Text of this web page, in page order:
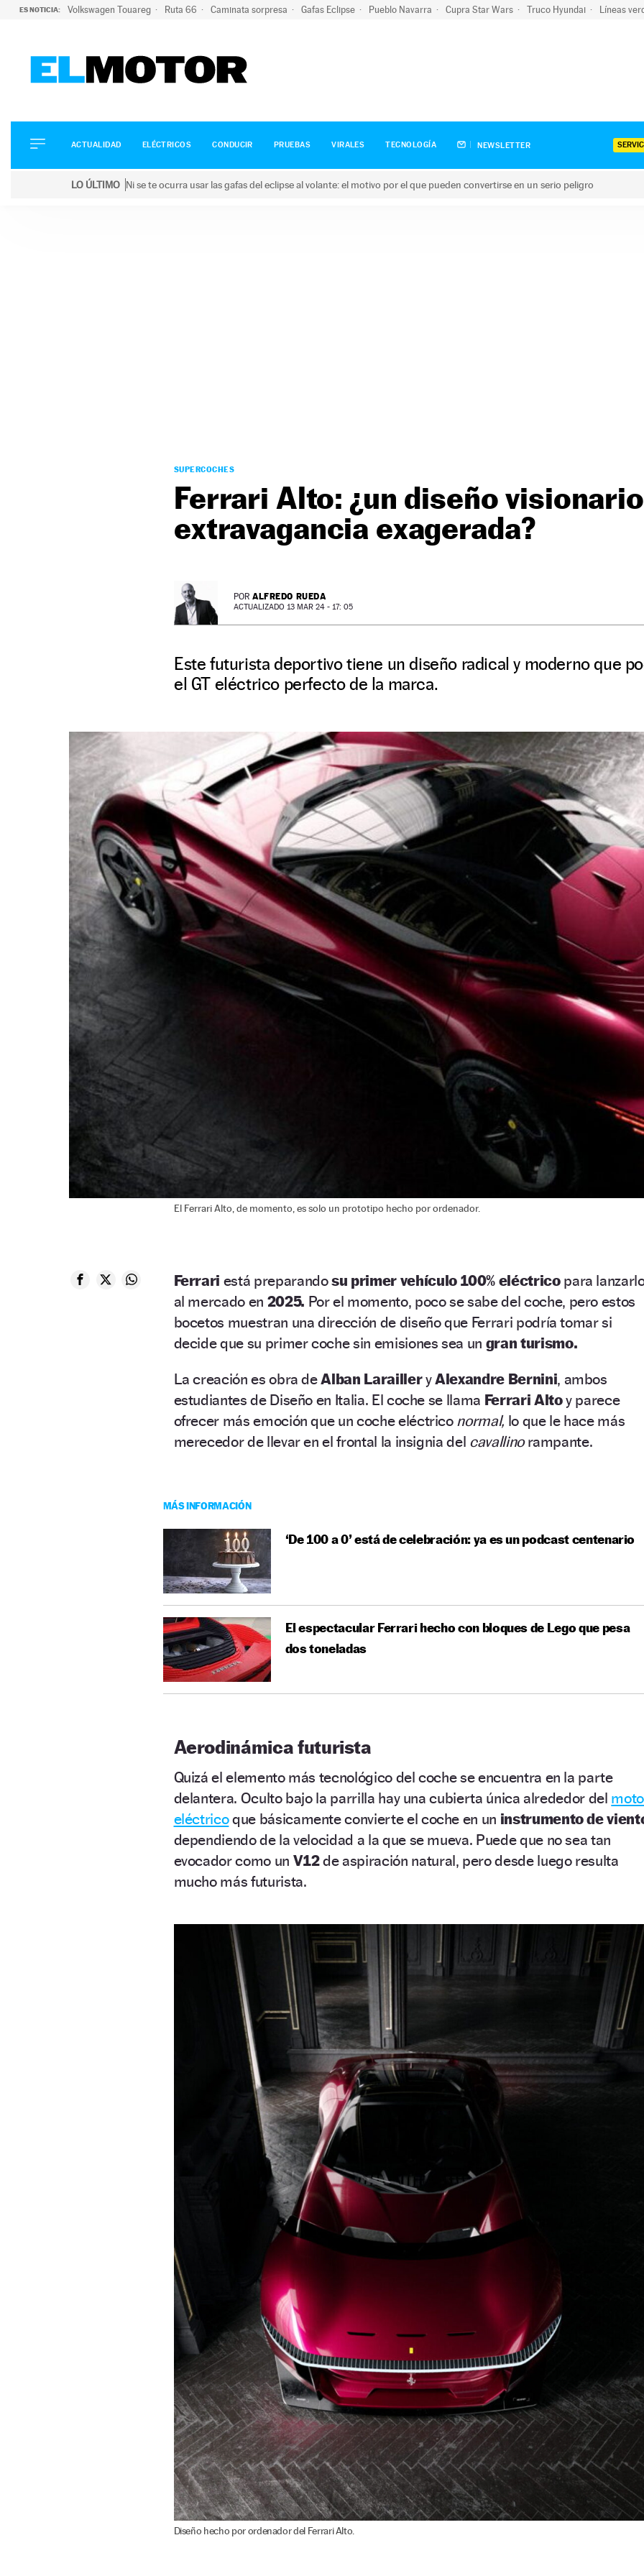
ES NOTICIA: Volkswagen Touareg Ruta 66 Caminata sorpresa Gafas Eclipse Pueblo Navarra Cupra Star Wars Truco Hyundai Líneas
ELÉCTRICOS
CONDUCIR
ACTUALIDAD ELÉCTRICOS CONDUCIR PRUEBAS VIRALES TECNOLOGÍA NEWSLETTER
LO ÚLTIMO Ni se te ocurra usar las gafas del eclipse al volante: el motivo por el que pueden convertirse en un serio peligro
SUPERCOCHES
Ferrari Alto: ¿un diseño
extravagancia exagerada?
POR ALFREDO RUEDA
ACTUALIZADO 13 MAR 24 - 17: 05
Este futurista deportivo tiene un diseño radical y moderno que
el GT eléctrico perfecto de la marca.
El Ferrari Alto, de momento, es solo un prototipo hecho por ordenador.
Ferrari está preparandosu primer vehículo 100% eléctricopara
al mercado en 2025. Por el momento, poco se sabe del coche, pero estos
bocetos muestran una dirección de diseño que Ferrari podría tomar si
decide que su primer coche sin emisiones sea un gran turismo.
La creación es obra deAlban LarailleryAlexandre Bernini, ambos
estudiantes de Diseño en Italia. El coche se llama Ferrari Altoy parece
ofrecer más emoción que un coche eléctrico normal, lo que le hace más
merecedor de llevar en el frontal la insignia del cavallinorampante.
MÁS INFORMACIÓN
‘De 100 a 0’ está de celebración: ya es un podcast centenario
El espectacular Ferrari hecho con bloques de Lego que pesa
dos toneladas
Aerodinámica futurista
Quizá el elemento más tecnológico del coche se encuentra en la parte
delantera. Oculto bajo la parrilla hay una cubierta única alrededor del
eléctricoque básicamente convierte el coche en un instrumento de
dependiendo de la velocidad a la que se mueva. Puede que no sea tan
evocador como un V12de aspiración natural, pero desde luego resulta
mucho más futurista.
Diseño hecho por ordenador del Ferrari Alto.